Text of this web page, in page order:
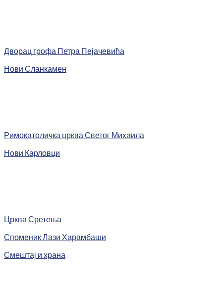
Дворац грофа Петра Пејачевића
Нови Сланкамен
Римокатоличка црква Светог Михаила
Нови Карловци
Црква Сретења
Споменик Лази Харамбаши
Смештај и храна